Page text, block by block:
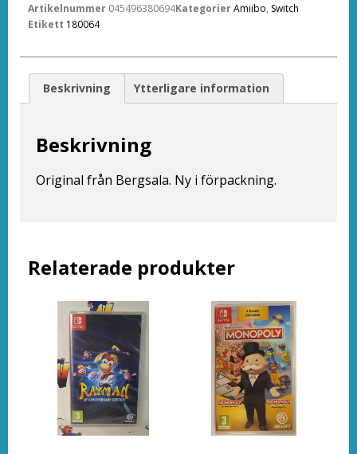
Relaterade produkter
Artikelnummer 045496380694KategorierAmiibo, Switch
Etikett 180064
Beskrivning Ytterligare information
Beskrivning
Original från Bergsala. Ny i förpackning.